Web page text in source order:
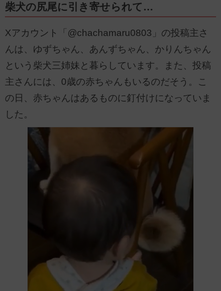
柴犬の尻尾に引き寄せられて…
Xアカウント「@chachamaru0803」の投稿主さ
んは、ゆずちゃん、あんずちゃん、かりんちゃん
という柴犬三姉妹と暮らしています。また、投稿
主さんには、0歳の赤ちゃんもいるのだそう。こ
の日、赤ちゃんはあるものに釘付けになっていま
した。